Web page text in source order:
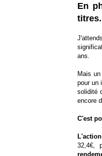
En
ans.
Mais
pour un
solidité
encore
C'est
32,4€,